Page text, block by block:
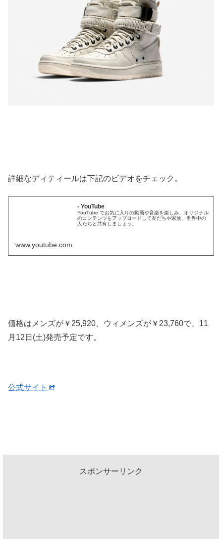
詳細なディティールは下記のビデオをチェック。
- YouTube
YouTube でお気に入りの動画や音楽を楽しみ、オリジナル
のコンテンツをアップロードして友だちや家族、世界中の
人たちと共有しましょう。
www.youtube.com
価格はメンズが￥25,920、ウィメンズが￥23,760で、11
月12日(土)発売予定です。
公式サイト
スポンサーリンク